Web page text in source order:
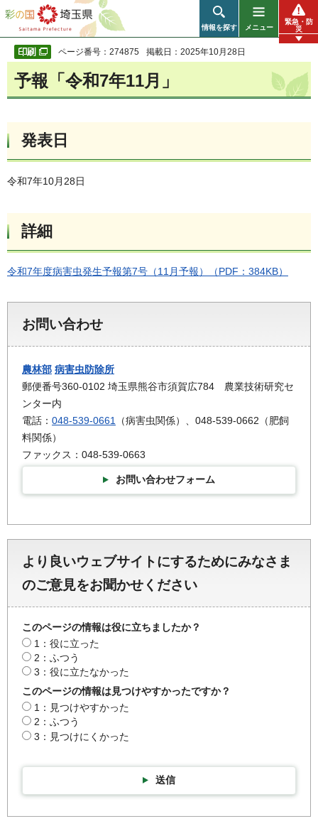
彩の国 埼玉県
情報を探す メニュー
緊急・防
災
ページ番号：274875 掲載日：2025年10月28日
予報「令和7年11月」
発表日
令和7年10月28日
詳細
令和7年度病害虫発生予報第7号（11月予報）（PDF：384KB）
お問い合わせ
農林部 病害虫防除所
郵便番号360-0102 埼玉県熊谷市須賀広784 農業技術研究セ
ンター内
電話： 048-539-0661 （病害虫関係）、048-539-0662（肥飼
料関係）
ファックス：048-539-0663
お問い合わせフォーム
より良いウェブサイトにするためにみなさま
のご意見をお聞かせください
このページの情報は役に立ちましたか？
1：役に立った
2：ふつう
3：役に立たなかった
このページの情報は見つけやすかったですか？
1：見つけやすかった
2：ふつう
3：見つけにくかった
送信